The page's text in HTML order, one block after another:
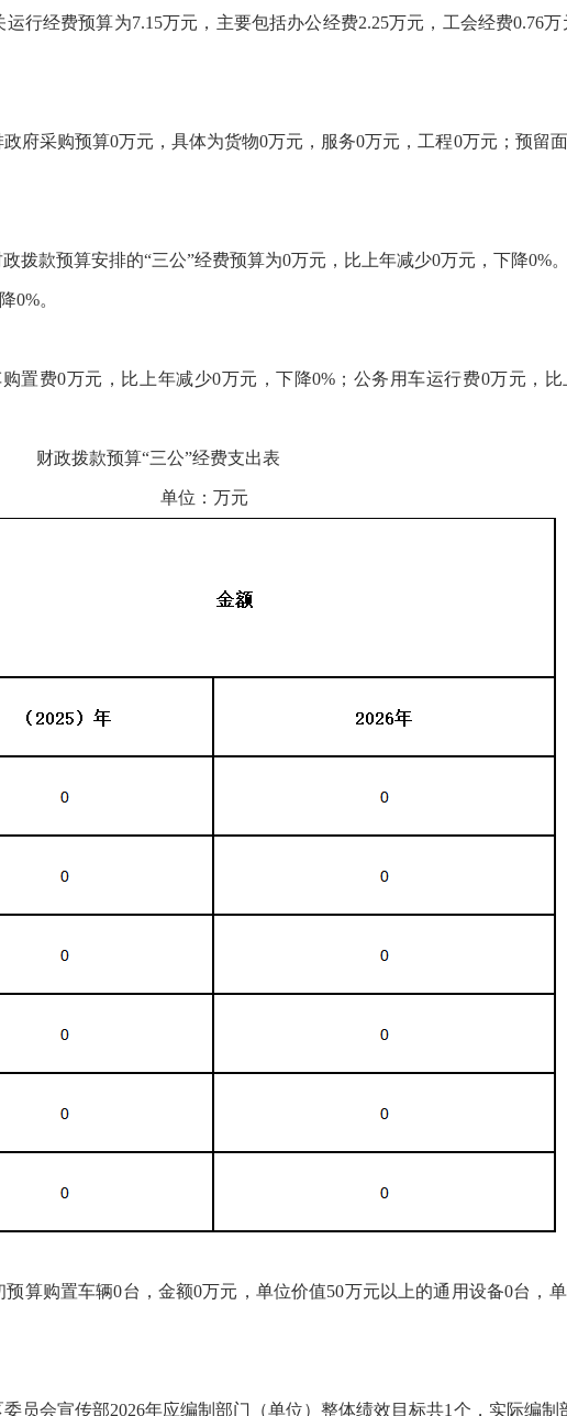
行经费预算为7.15万元，主要包括办公经费2.25万元，工会经费0.76
府采购预算0万元，具体为货物0万元，服务0万元，工程0万元；预留
拨款预算安排的“三公”经费预算为0万元，比上年减少0万元，下降0%。
0%。
置费0万元，比上年减少0万元，下降0%；公务用车运行费0万元，
财政拨款预算“三公”经费支出表
单位：万元
算购置车辆0台，金额0万元，单位价值50万元以上的通用设备0台，
员会宣传部2026年应编制部门（单位）整体绩效目标共1个，实际编制